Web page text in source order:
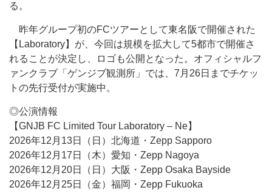
る。
昨年グループ初のFCツアーとして東名阪で開催された
【Laboratory】が、今回は規模を拡大して5都市で開催さ
れることが決定し、ロゴも公開となった。オフィシャルフ
ァンクラブ「ゲンジブ観測所」では、7月26日までチケッ
トの先行受付が実施中。
◎公演情報
【GNJB FC Limited Tour Laboratory – Ne】
2026年12月13日（日）北海道・Zepp Sapporo
2026年12月17日（木）愛知・Zepp Nagoya
2026年12月20日（日）大阪・Zepp Osaka Bayside
2026年12月25日（金）福岡・Zepp Fukuoka